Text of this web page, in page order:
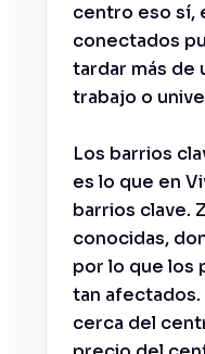
centro eso sí,
conectados
tardar más de
trabajo o
Los barrios
es lo que en
barrios clave.
conocidas,
por lo que los
tan afectados.
cerca del